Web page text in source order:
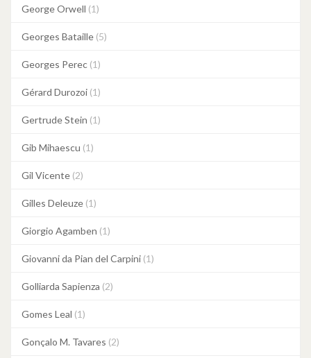
George Orwell (1)
Georges Bataille (5)
Georges Perec (1)
Gérard Durozoi (1)
Gertrude Stein (1)
Gib Mihaescu (1)
Gil Vicente (2)
Gilles Deleuze (1)
Giorgio Agamben (1)
Giovanni da Pian del Carpini (1)
Golliarda Sapienza (2)
Gomes Leal (1)
Gonçalo M. Tavares (2)